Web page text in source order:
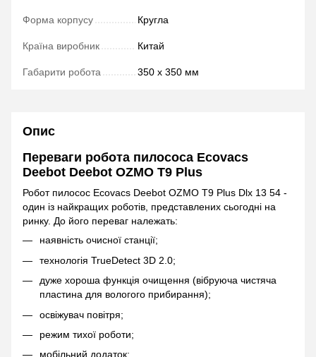
Форма корпусу Кругла
Країна виробник Китай
Габарити робота 350 х 350 мм
Опис
Переваги робота пилососа Ecovacs
Deebot Deebot OZMO T9 Plus
Робот пилосос Ecovacs Deebot OZMO T9 Plus Dlx 13 54 -
один із найкращих роботів, представлених сьогодні на
ринку. До його переваг належать:
наявність очисної станції;
технологія TrueDetect 3D 2.0;
дуже хороша функція очищення (вібруюча чистяча
пластина для вологого прибирання);
освіжувач повітря;
режим тихої роботи;
мобільний додаток;